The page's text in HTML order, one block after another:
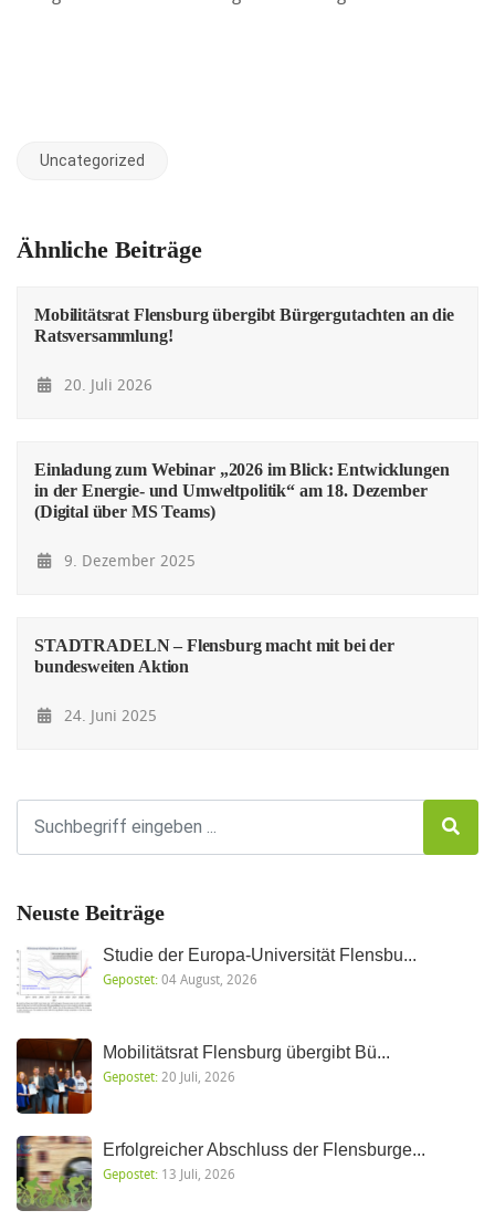
Uncategorized
Ähnliche Beiträge
Mobilitätsrat Flensburg übergibt Bürgergutachten an die
Ratsversammlung!
20. Juli 2026
Einladung zum Webinar „2026 im Blick: Entwicklungen
in der Energie- und Umweltpolitik“ am 18. Dezember
(Digital über MS Teams)
9. Dezember 2025
STADTRADELN – Flensburg macht mit bei der
bundesweiten Aktion
24. Juni 2025
Neuste Beiträge
Studie der Europa-Universität Flensbu...
Gepostet:04 August, 2026
Mobilitätsrat Flensburg übergibt Bü...
Gepostet: 20 Juli, 2026
Erfolgreicher Abschluss der Flensburge...
Gepostet: 13 Juli, 2026